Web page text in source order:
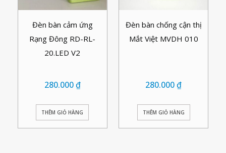
Đèn bàn cảm ứng
Rạng Đông RD-RL-
20.LED V2
280.000₫
THÊM GIỎ HÀNG
Đèn bàn chống cận thị
Mắt Việt MVDH 010
280.000₫
THÊM GIỎ HÀNG